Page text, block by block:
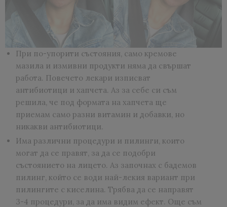
При по-упорити състояния, само кремове
мазила и измивни продукти няма да свършат
работа. Повечето лекари изписват
антибиотици и хапчета. Аз за себе си съм
решила, че под формата на хапчета ще
приемам само разни витамин и добавки, но
никакви антибиотици.
Има различни процедури и пилинги, които
могат да се правят, за да се подобри
състоянието на лицето. Аз започнах с бадемов
пилинг, който се води най-лекия вариант при
пилингите с киселина. Трябва да се направят
3-4 процедури, за да има видим ефект. Още съм